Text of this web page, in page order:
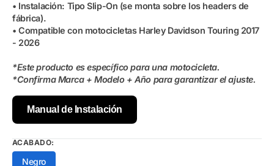
• Instalación: Tipo Slip-On (se monta sobre los headers de
fábrica).
• Compatible con motocicletas Harley Davidson Touring 2017
- 2026
*Este producto es específico para una motocicleta.
*Confirma Marca + Modelo + Año para garantizar el ajuste.
Manual de Instalación
ACABADO:
Negro